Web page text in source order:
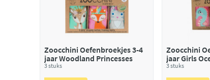
Zoocchini Oefenbroekjes 3-4
jaar Woodland Princesses
3 stuks
Zoocchini
jaar Girls
3 stuks